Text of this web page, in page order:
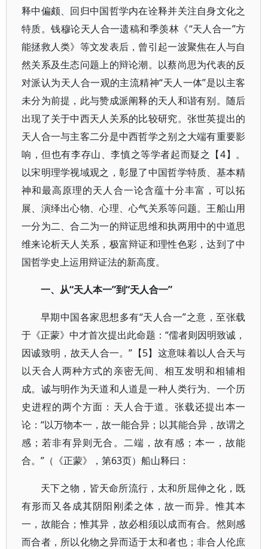
释中偏颇、回归中国哲学内在诠释并关注自身文化之
特质。钱穆论天人合一遗稿和季羡林《“天人合一”方
能拯救人类》等文发表后，曾引起一波聚焦在人与自
然关系及生态问题上的辩论潮。以蔡尚思为代表的反
对派认为天人合一观的主流精神“天人一体”是以主客
未分为前提，此与赞成派阐释的天人和谐有别。随后
出现了关于中西天人关系的比较研究。张世英提出的
天人合一与主客二分是中西哲学之别之大端有重要影
响，但也有李存山、李慎之等学者起而疑之【4】。
以宋明理学视域观之，彰显了中国哲学特质、基本精
神和最高原理的天人合一论含蕴十分丰富，可以拓
展、演绎出心物、心理、心气关系等问题。王船山用
一分为二、合二为一的辩证思维和执两用中的中道思
维来论析天人关系，极富辩证和理性色彩，达到了中
国哲学史上运用辩证法的新高度。
一、从“天人本一”到“天人合一”
早期中国各家思想多有“天人合一”之意，至张载
于《正蒙》中才首次提出此命题：“儒者则因明致诚，
因诚致明，故天人合一。”【5】这意味着以人合天与
以天合人两种方式的亲密无间、相互发明和相辅相
成。诚与明作为天道和人道是一种人类行为、一个历
史进程的两个方面：天人合于道。张载还提出本一
论：“以万物本一，故一能合异；以其能合异，故谓之
感；若非有异则无合。二端，故有感；本一，故能
合。”（《正蒙》，第63页）船山释曰：
天下之物，皆天命所流行，太和所屈伸之化，既
有形而又各成其阴阳刚柔之体，故一而异。惟其本
一，故能合；惟其异，故必相须以成而有合。然则感
而合者，所以化物之异而适于太和者也；非合人伦庶